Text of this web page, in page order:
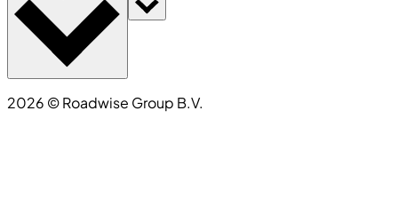
2026 ©Roadwise Group B.V.